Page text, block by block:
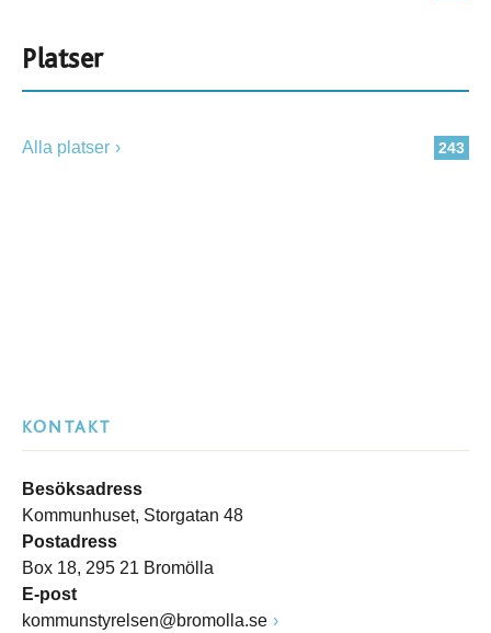
Platser
243
Alla platser
KONTAKT
Besöksadress
Kommunhuset, Storgatan 48
Postadress
Box 18, 295 21 Bromölla
E-post
kommunstyrelsen@bromolla.se